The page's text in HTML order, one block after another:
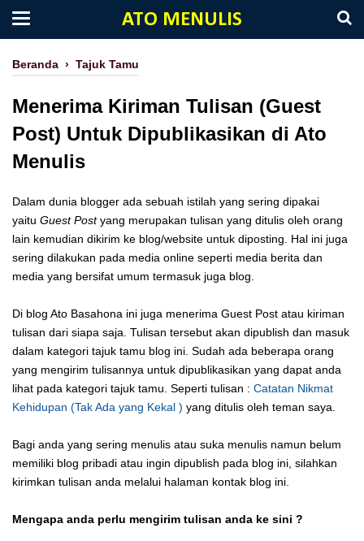
ATO MENULIS
Beranda › Tajuk Tamu
Menerima Kiriman Tulisan (Guest
Post) Untuk Dipublikasikan di Ato
Menulis
Dalam dunia blogger ada sebuah istilah yang sering dipakai
yaitu Guest Postyang merupakan tulisan yang ditulis oleh orang
lain kemudian dikirim ke blog/website untuk diposting. Hal ini juga
sering dilakukan pada media online seperti media berita dan
media yang bersifat umum termasuk juga blog.
Di blog Ato Basahona ini juga menerima Guest Post atau kiriman
tulisan dari siapa saja. Tulisan tersebut akan dipublish dan masuk
dalam kategori tajuk tamu blog ini. Sudah ada beberapa orang
yang mengirim tulisannya untuk dipublikasikan yang dapat anda
lihat pada kategori tajuk tamu. Seperti tulisan : Catatan Nikmat
Kehidupan (Tak Ada yang Kekal ) yang ditulis oleh teman saya.
Bagi anda yang sering menulis atau suka menulis namun belum
memiliki blog pribadi atau ingin dipublish pada blog ini, silahkan
kirimkan tulisan anda melalui halaman kontak blog ini.
Mengapa anda perlu mengirim tulisan anda ke sini ?